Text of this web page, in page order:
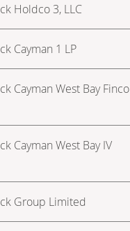
Holdco 3, LLC
Cayman 1 LP
Cayman West Bay Finco
Cayman West Bay IV
Group Limited